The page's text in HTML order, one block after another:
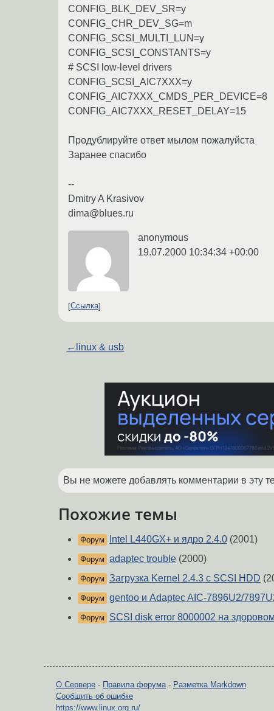
CONFIG_BLK_DEV_SR=y
CONFIG_CHR_DEV_SG=m
CONFIG_SCSI_MULTI_LUN=y
CONFIG_SCSI_CONSTANTS=y
# SCSI low-level drivers
CONFIG_SCSI_AIC7XXX=y
CONFIG_AIC7XXX_CMDS_PER_DEVICE=8
CONFIG_AIC7XXX_RESET_DELAY=15
Продублируйте ответ мылом пожалуйста
Заранее спасибо
--
Dmitry A Krasivov
dima@blues.ru
anonymous
19.07.2000 10:34:34 +00:00
Ссылка
← linux & usb
Вы не можете добавлять комментарии в эту
Похожие темы
Форум Intel L440GX+ и ядро 2.4.0 (2001)
Форум adaptec trouble (2000)
Форум Загрузка Kernel 2.4.3 c SCSI HDD
Форум gentoo и Adaptec AIC-7896U2/
Форум SCSI disk error 8000002 на
О Сервере - Правила форума- Разметка Markdown
Сообщить об ошибке
https://www.linux.org.ru/